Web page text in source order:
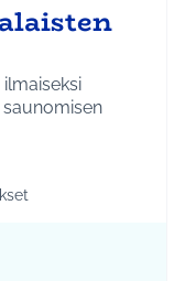
mukaan: Liikunta ja